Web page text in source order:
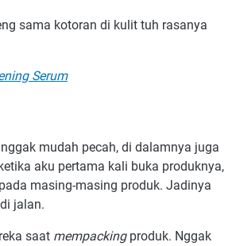
sama kotoran di kulit tuh rasanya
Serum
mudah pecah, di dalamnya juga
aku pertama kali buka produknya,
masing-masing produk. Jadinya
jalan.
saat mempackingproduk. Nggak